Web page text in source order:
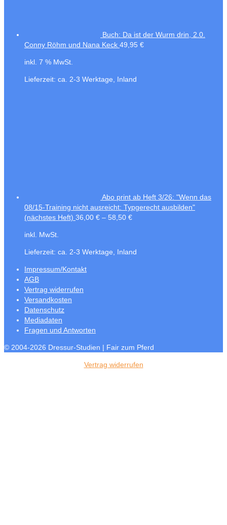
Buch: Da ist der Wurm drin, 2.0.
Conny Röhm und Nana Keck 49,95 €
inkl. 7 % MwSt.
Lieferzeit: ca. 2-3 Werktage, Inland
Abo print ab Heft 3/26: "Wenn das
08/15-Training nicht ausreicht: Typgerecht ausbilden"
(nächstes Heft) 36,00 € – 58,50 €
inkl. MwSt.
Lieferzeit: ca. 2-3 Werktage, Inland
Impressum/Kontakt
AGB
Vertrag widerrufen
Versandkosten
Datenschutz
Mediadaten
Fragen und Antworten
© 2004-2026 Dressur-Studien | Fair zum Pferd
Vertrag widerrufen